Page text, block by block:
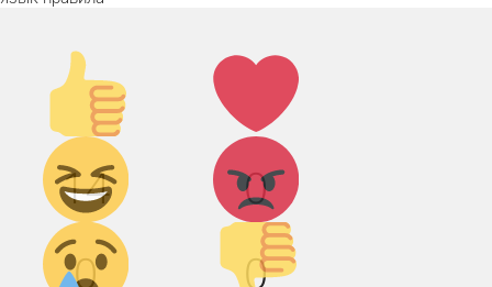
Палец
вверх!
14
Лайк!
0
Дикий
смех!
0
Агрессия!
0
Грусть :(
Палец
вниз!